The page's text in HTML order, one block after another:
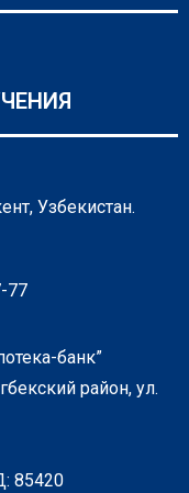
Узбекистан.
77
банк”
район, ул.
85420